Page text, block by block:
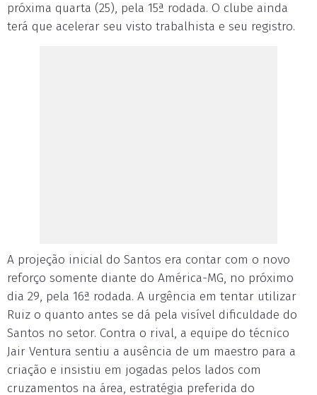
próxima quarta (25), pela 15ª rodada. O clube ainda
terá que acelerar seu visto trabalhista e seu registro.
A projeção inicial do Santos era contar com o novo
reforço somente diante do América-MG, no próximo
dia 29, pela 16ª rodada. A urgência em tentar utilizar
Ruiz o quanto antes se dá pela visível dificuldade do
Santos no setor. Contra o rival, a equipe do técnico
Jair Ventura sentiu a ausência de um maestro para a
criação e insistiu em jogadas pelos lados com
cruzamentos na área, estratégia preferida do